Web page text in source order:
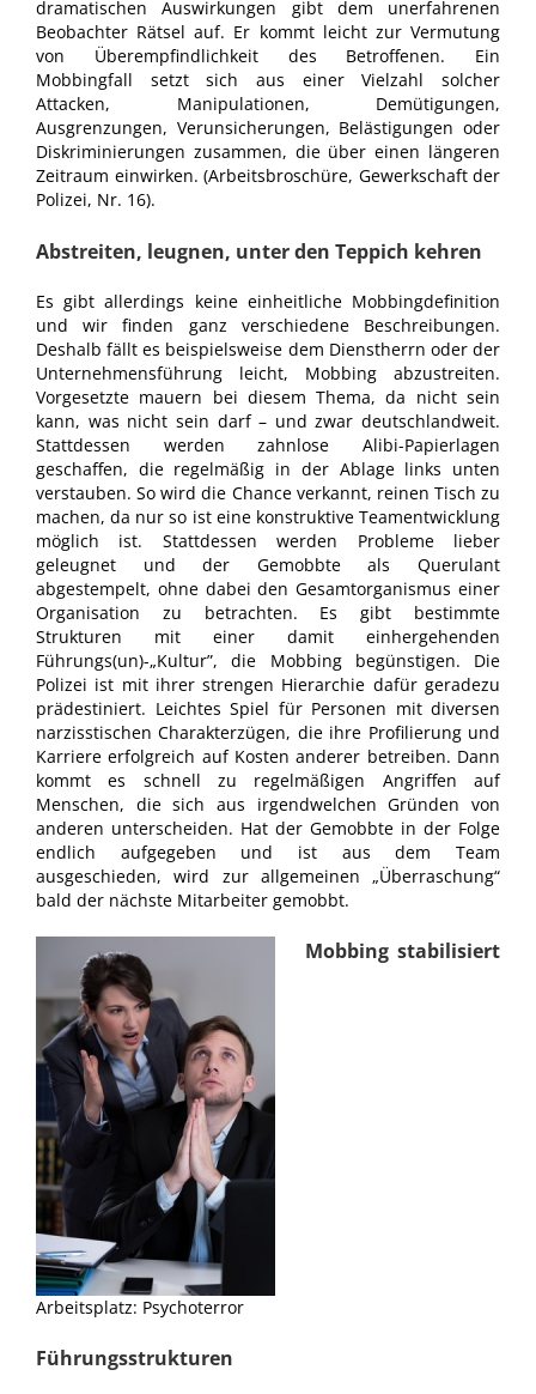
dramatischen Auswirkungen gibt dem unerfahrenen
Beobachter Rätsel auf. Er kommt leicht zur Vermutung
von Überempfindlichkeit des Betroffenen. Ein
Mobbingfall setzt sich aus einer Vielzahl solcher
Attacken, Manipulationen, Demütigungen,
Ausgrenzungen, Verunsicherungen, Belästigungen oder
Diskriminierungen zusammen, die über einen längeren
Zeitraum einwirken. (Arbeitsbroschüre, Gewerkschaft der
Polizei, Nr. 16).
Abstreiten, leugnen, unter den Teppich kehren
Es gibt allerdings keine einheitliche Mobbingdefinition
und wir finden ganz verschiedene Beschreibungen.
Deshalb fällt es beispielsweise dem Dienstherrn oder der
Unternehmensführung leicht, Mobbing abzustreiten.
Vorgesetzte mauern bei diesem Thema, da nicht sein
kann, was nicht sein darf – und zwar deutschlandweit.
Stattdessen werden zahnlose Alibi-Papierlagen
geschaffen, die regelmäßig in der Ablage links unten
verstauben. So wird die Chance verkannt, reinen Tisch zu
machen, da nur so ist eine konstruktive Teamentwicklung
möglich ist. Stattdessen werden Probleme lieber
geleugnet und der Gemobbte als Querulant
abgestempelt, ohne dabei den Gesamtorganismus einer
Organisation zu betrachten. Es gibt bestimmte
Strukturen mit einer damit einhergehenden
Führungs(un)-„Kultur”, die Mobbing begünstigen. Die
Polizei ist mit ihrer strengen Hierarchie dafür geradezu
prädestiniert. Leichtes Spiel für Personen mit diversen
narzisstischen Charakterzügen, die ihre Profilierung und
Karriere erfolgreich auf Kosten anderer betreiben. Dann
kommt es schnell zu regelmäßigen Angriffen auf
Menschen, die sich aus irgendwelchen Gründen von
anderen unterscheiden. Hat der Gemobbte in der Folge
endlich aufgegeben und ist aus dem Team
ausgeschieden, wird zur allgemeinen „Überraschung“
bald der nächste Mitarbeiter gemobbt.
Arbeitsplatz: Psychoterror
Mobbing stabilisiert
Führungsstrukturen